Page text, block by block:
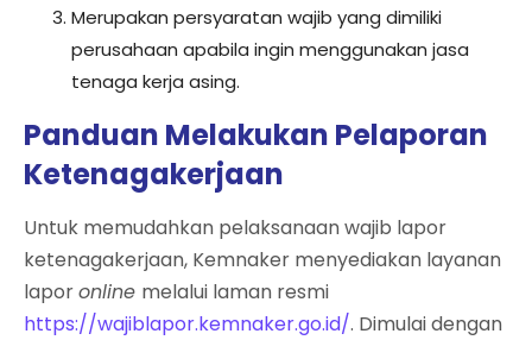
Merupakan persyaratan wajib yang dimiliki
perusahaan apabila ingin menggunakan jasa
tenaga kerja asing.
Panduan Melakukan Pelaporan
Ketenagakerjaan
Untuk memudahkan pelaksanaan wajib lapor
ketenagakerjaan, Kemnaker menyediakan layanan
laporonline melalui laman resmi
https://wajiblapor.kemnaker.go.id/. Dimulai dengan